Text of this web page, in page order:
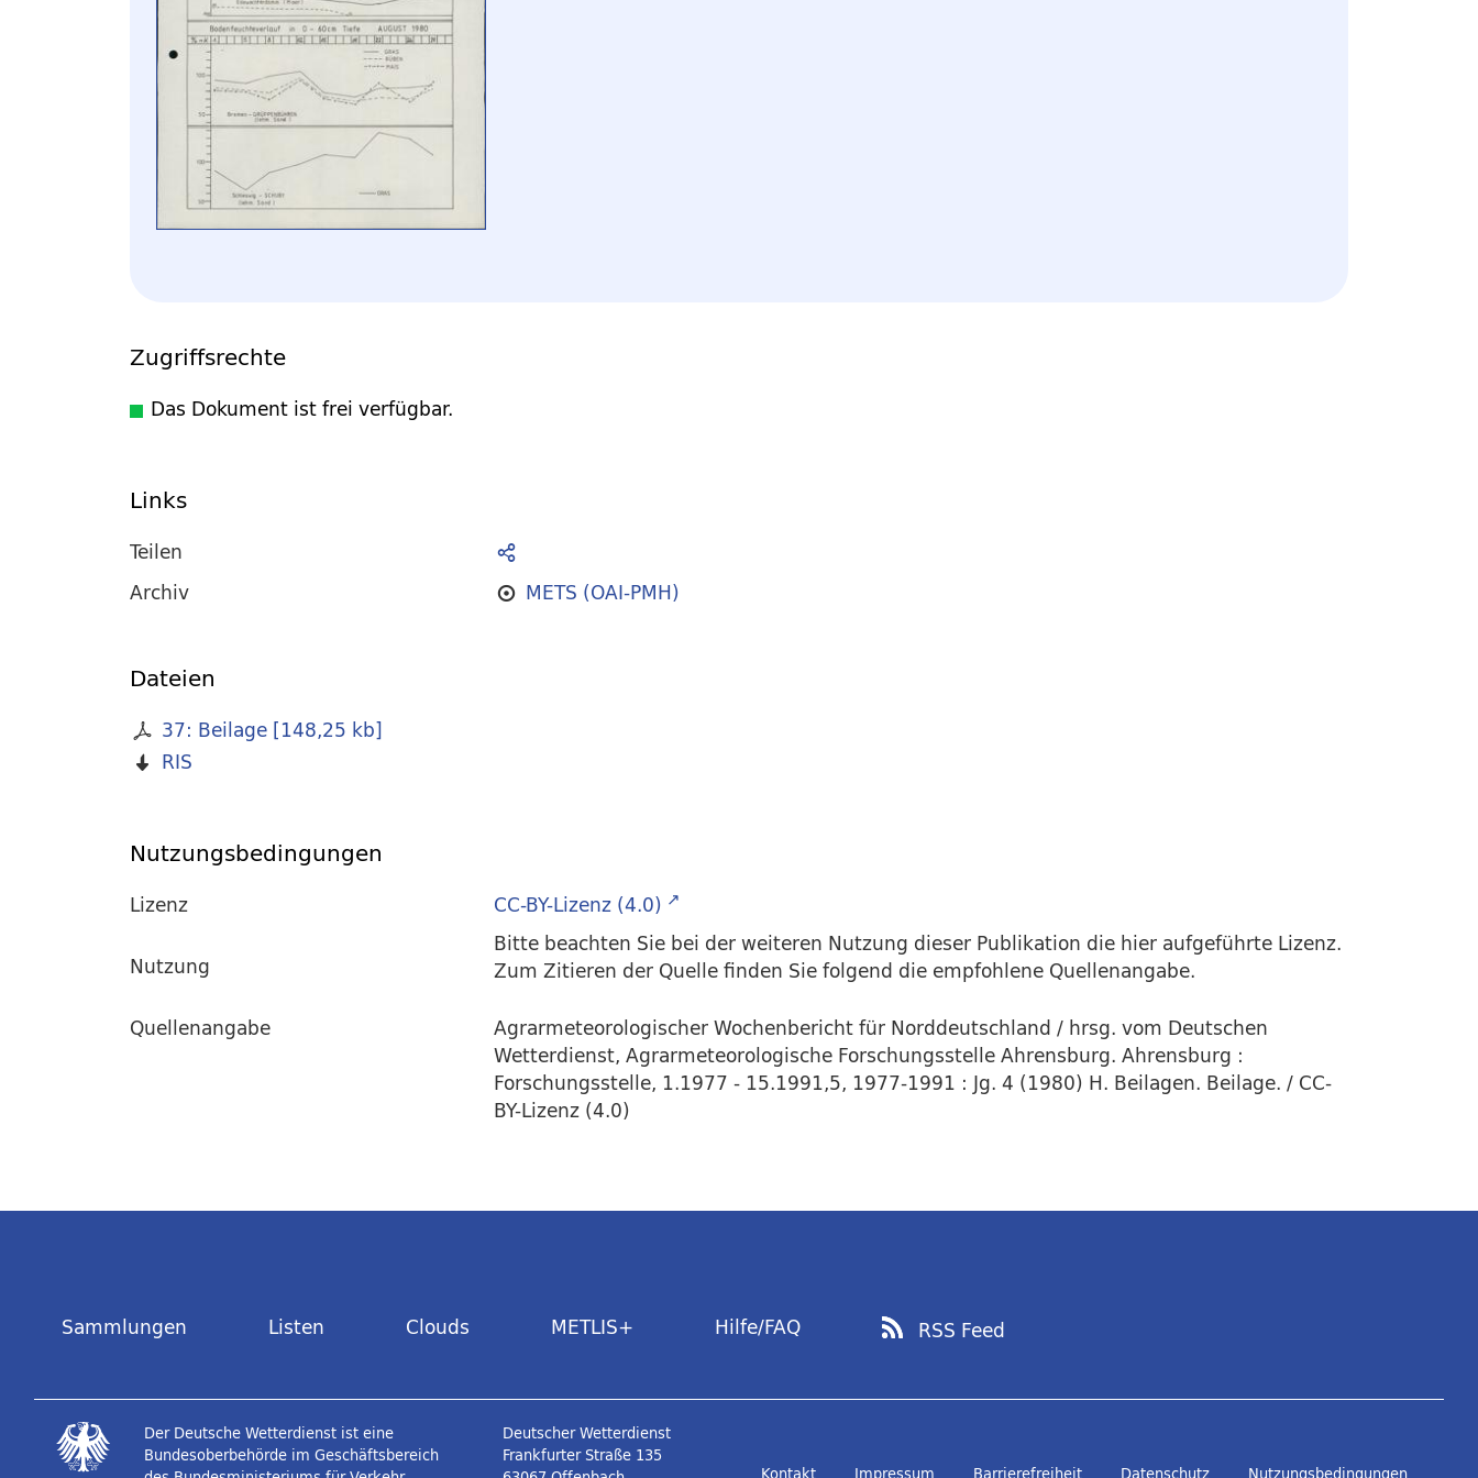
Zugriffsrechte
Das Dokument ist frei verfügbar.
Links
Teilen
Archiv
METS (OAI-PMH)
Dateien
37: Beilage[148,25 kb]
RIS
Nutzungsbedingungen
Lizenz
CC-BY-Lizenz (4.0)
Nutzung
Bitte beachten Sie bei der weiteren Nutzung dieser Publikation die hier aufgeführte Lizenz.
Zum Zitieren der Quelle finden Sie folgend die empfohlene Quellenangabe.
Quellenangabe
Agrarmeteorologischer Wochenbericht für Norddeutschland / hrsg. vom Deutschen
Wetterdienst, Agrarmeteorologische Forschungsstelle Ahrensburg. Ahrensburg :
Forschungsstelle, 1.1977 - 15.1991,5, 1977-1991 : Jg. 4 (1980) H. Beilagen. Beilage. / CC-
BY-Lizenz (4.0)
Sammlungen Listen Clouds METLIS+ Hilfe/FAQ RSS Feed
Der Deutsche Wetterdienst ist eine
Bundesoberbehörde im Geschäftsbereich
Deutscher Wetterdienst
Frankfurter Straße 135